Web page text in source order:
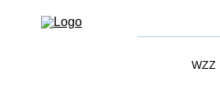
WZZ